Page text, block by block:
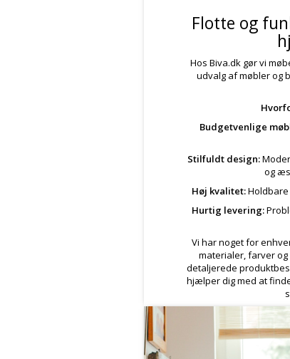
Flotte og
Hos Biva.dk gør vi
udvalg af møbler og
Budgetvenlige
Stilfuldt design:
og
Høj kvalitet:Holdbare
Hurtig levering:
Vi har noget for
materialer, farver
detaljerede
hjælper dig med at